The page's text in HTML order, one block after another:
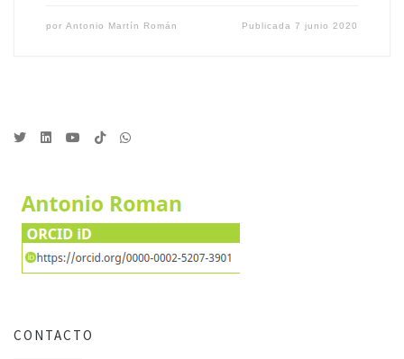
por Antonio Martín Román Publicada7 junio 2020
CONTACTO